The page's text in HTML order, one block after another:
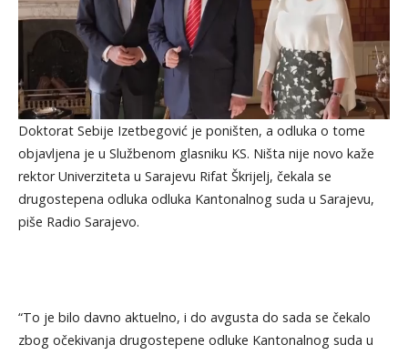
Doktorat Sebije Izetbegović je poništen, a odluka o tome
objavljena je u Službenom glasniku KS. Ništa nije novo kaže
rektor Univerziteta u Sarajevu Rifat Škrijelj, čekala se
drugostepena odluka odluka Kantonalnog suda u Sarajevu,
piše Radio Sarajevo.
“To je bilo davno aktuelno, i do avgusta do sada se čekalo
zbog očekivanja drugostepene odluke Kantonalnog suda u